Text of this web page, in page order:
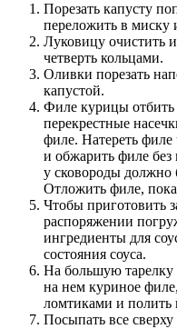
Порезать капусту
переложить в миску
Луковицу очистить
четверть кольцами.
Оливки порезать
капустой.
Филе курицы отбить
перекрестные
филе. Натереть
и обжарить филе без
у сковороды должно
Отложить филе, пока
Чтобы приготовить
распоряжении
ингредиенты для
состояния соуса.
На большую тарелку
на нем куриное
ломтиками и полить
Посыпать все